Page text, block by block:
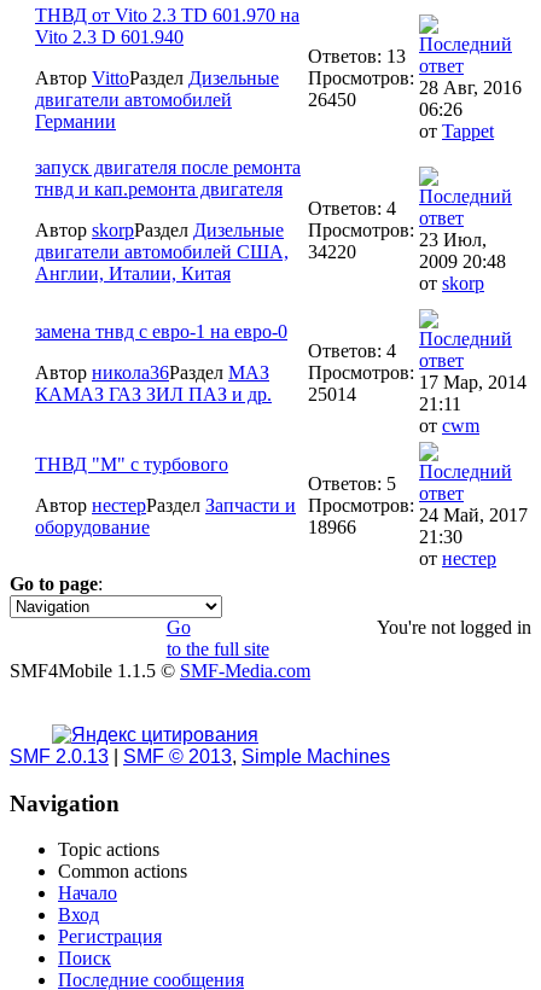
ТНВД от Vito 2.3 TD 601.970 на
Vito 2.3 D 601.940
Автор VittoРаздел Дизельные
двигатели автомобилей
Германии
Ответов: 13
Просмотров:
26450
28 Авг, 2016
06:26
от Tappet
запуск двигателя после ремонта
тнвд и кап.ремонта двигателя
Автор skorpРаздел Дизельные
двигатели автомобилей США,
Англии, Италии, Китая
Ответов: 4
Просмотров:
34220
23 Июл,
2009 20:48
от skorp
замена тнвд с евро-1 на евро-0
Автор никола36Раздел МАЗ
КАМАЗ ГАЗ ЗИЛ ПАЗ и др.
Ответов: 4
Просмотров:
25014
17 Мар, 2014
21:11
от cwm
ТНВД "М" с турбового
Автор нестерРаздел Запчасти и
оборудование
Ответов: 5
Просмотров:
18966
24 Май, 2017
21:30
от нестер
Go to page:
1
You're not logged in
Go
to the full site
SMF4Mobile 1.1.5 © SMF-Media.com
SMF 2.0.13 SMF © 2013, Simple Machines
Navigation
Topic actions
Common actions
Начало
Вход
Регистрация
Поиск
Последние сообщения